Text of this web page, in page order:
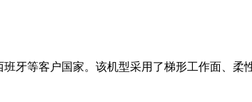
牙等客户国家。该机型采用了梯形工作面、